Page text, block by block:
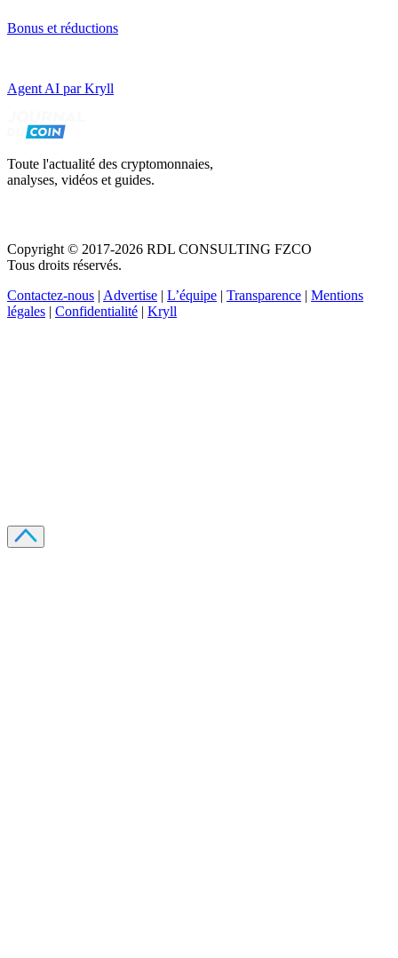
Bonus et réductions
Agent AI par Kryll
Toute l'actualité des cryptomonnaies,
analyses, vidéos et guides.
Copyright © 2017-2026 RDL CONSULTING FZCO
Tous droits réservés.
Contactez-nous | Advertise | L’équipe | Transparence | Mentions
légales | Confidentialité | Kryll